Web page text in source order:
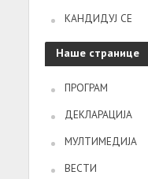
КАНДИДУЈ СЕ
Наше странице
ПРОГРАМ
ДЕКЛАРАЦИЈА
МУЛТИМЕДИЈА
ВЕСТИ